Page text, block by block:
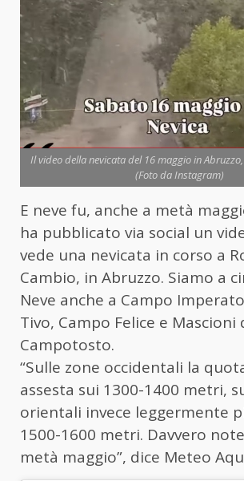
Il video della nevicata del 16 maggio in
(Foto da Instagram)
E neve fu, anche a metà
ha pubblicato via social un
vede una nevicata in corso a
Cambio, in Abruzzo. Siamo a
Neve anche a Campo
Tivo, Campo Felice e Mascioni
Campotosto.
“Sulle zone occidentali la
assesta sui 1300-1400 metri,
orientali invece leggermente
1500-1600 metri. Davvero
metà maggio”, dice Meteo